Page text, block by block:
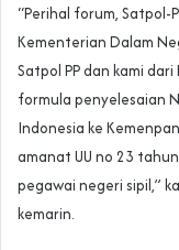
“Perihal forum, Satpol-
Kementerian Dalam
Satpol PP dan kami
formula penyelesaian
Indonesia ke
amanat UU no 23
pegawai negeri sipil,”
kemarin.